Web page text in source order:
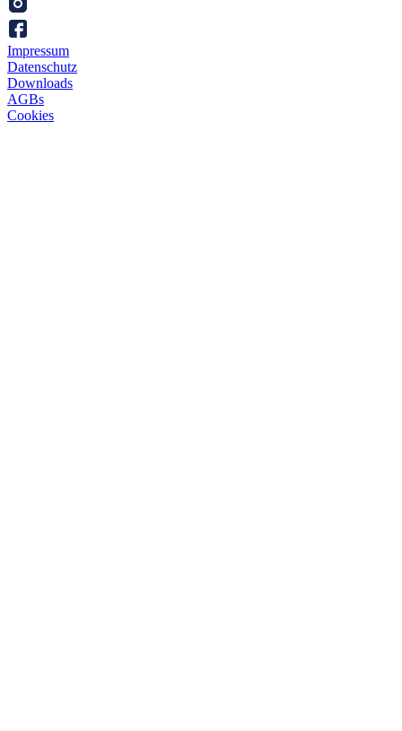
Impressum
Datenschutz
Downloads
AGBs
Cookies